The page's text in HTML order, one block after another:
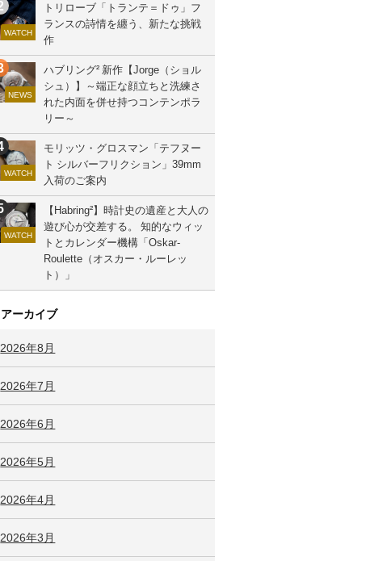
WATCH
トリローブ「トランテ＝ドゥ」フ
ランスの詩情を纏う、新たな挑戦
作
NEWS
ハブリング² 新作【Jorge（ショル
シュ）】～端正な顔立ちと洗練さ
れた内面を併せ持つコンテンポラ
リー～
WATCH
モリッツ・グロスマン「テフヌー
ト シルバーフリクション」39mm
入荷のご案内
WATCH
【Habring²】時計史の遺産と大人の
遊び心が交差する。 知的なウィッ
トとカレンダー機構「Oskar-
Roulette（オスカー・ルーレッ
ト）」
アーカイブ
2026年8月
2026年7月
2026年6月
2026年5月
2026年4月
2026年3月